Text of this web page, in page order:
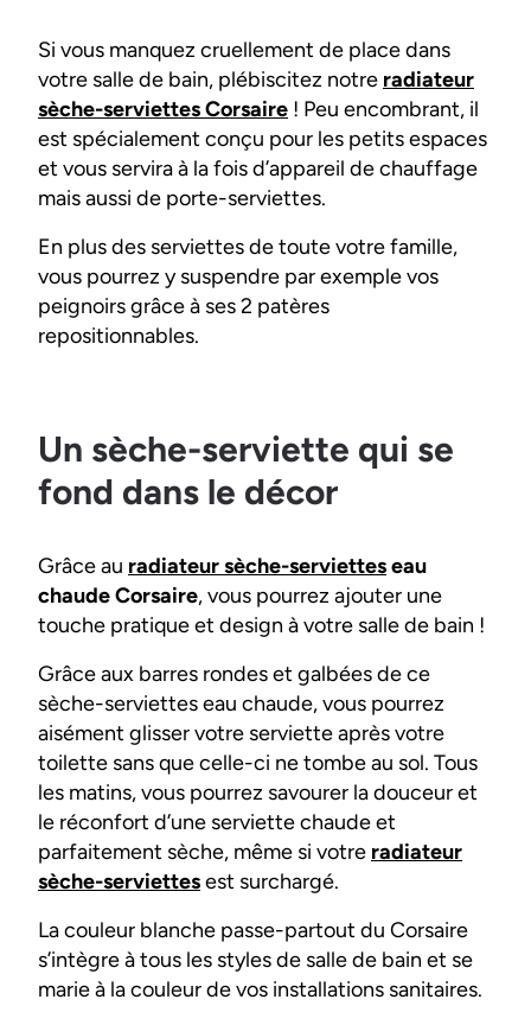
Si vous manquez cruellement de place dans
votre salle de bain, plébiscitez notre radiateur
sèche-serviettes Corsaire ! Peu encombrant, il
est spécialement conçu pour les petits espaces
et vous servira à la fois d’appareil de chauffage
mais aussi de porte-serviettes.
En plus des serviettes de toute votre famille,
vous pourrez y suspendre par exemple vos
peignoirs grâce à ses 2 patères
repositionnables.
Un sèche-serviette qui se
fond dans le décor
Grâce au radiateur sèche-servietteseau
chaude Corsaire, vous pourrez ajouter une
touche pratique et design à votre salle de bain !
Grâce aux barres rondes et galbées de ce
sèche-serviettes eau chaude, vous pourrez
aisément glisser votre serviette après votre
toilette sans que celle-ci ne tombe au sol. Tous
les matins, vous pourrez savourer la douceur et
le réconfort d’une serviette chaude et
parfaitement sèche, même si votre radiateur
sèche-serviettesest surchargé.
La couleur blanche passe-partout du Corsaire
s’intègre à tous les styles de salle de bain et se
marie à la couleur de vos installations sanitaires.